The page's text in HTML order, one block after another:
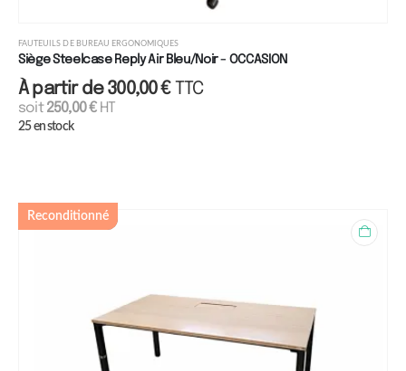
FAUTEUILS DE BUREAU ERGONOMIQUES
Siège Steelcase Reply Air Bleu/Noir - OCCASION
À partir de300,00€ TTC
soit250,00€HT
25 en stock
Reconditionné